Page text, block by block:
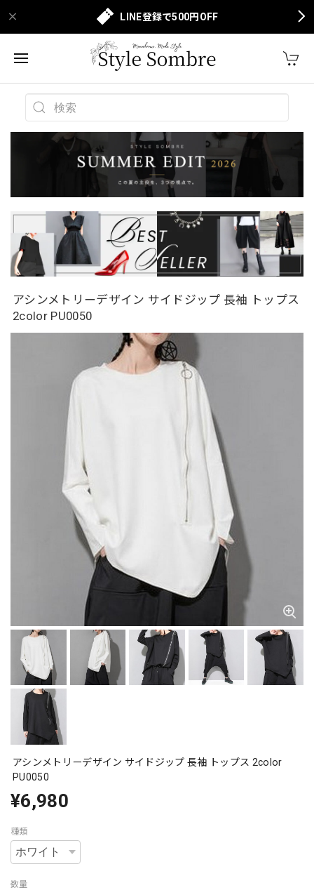
LINE登録で500円OFF
アシンメトリーデザイン サイドジップ 長袖 トップス
2color PU0050
アシンメトリーデザイン サイドジップ 長袖 トップス 2color
PU0050
¥6,980
種類
数量